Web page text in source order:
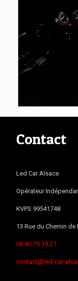
Contact
Led Car Alsace
Opérateur
KVPS 99541748
13 Rue du Chemin de
06 40 75 19 21
contact@led-car-